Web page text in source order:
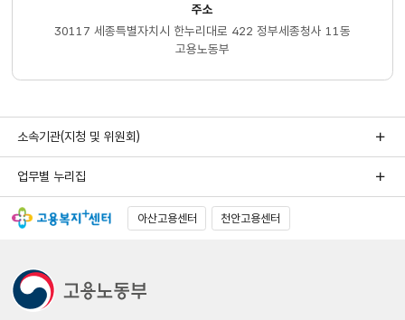
주소
30117 세종특별자치시 한누리대로 422 정부세종청사 11동
고용노동부
소속기관(지청 및 위원회)
업무별 누리집
아산고용센터 천안고용센터